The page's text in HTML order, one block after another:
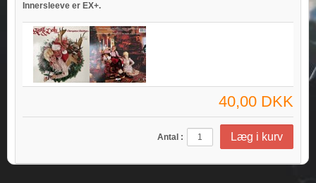
Innersleeve er EX+.
40,00 DKK
Antal :